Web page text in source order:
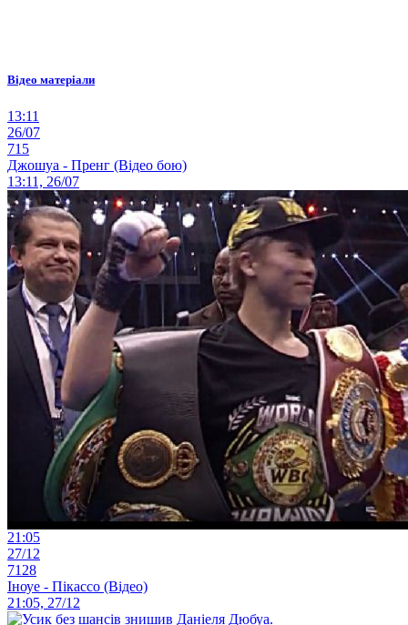
Відео матеріали
13:11
26/07
715
Джошуа - Пренг (Відео бою)
13:11, 26/07
21:05
27/12
7128
Іноуе - Пікассо (Відео)
21:05, 27/12